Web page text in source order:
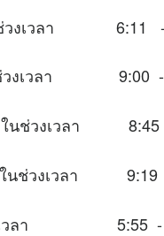
นช่วงเวลา 6:11 -
นช่วงเวลา 9:00 -
มาะในช่วงเวลา
ะในช่วงเวลา
ช่วงเวลา 5:55 -